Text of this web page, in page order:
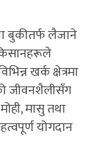
बुकीतर्फ लैजाने
खर्क क्षेत्रमा
जीवनशैलीसँग
मासु तथा
योगदान